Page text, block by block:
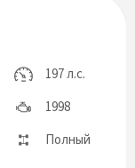
197 л.с.
1998
Полный